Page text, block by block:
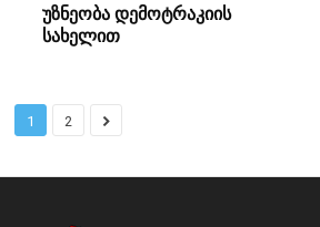
უზნეობა დემოტრაკიის
სახელით
1 2